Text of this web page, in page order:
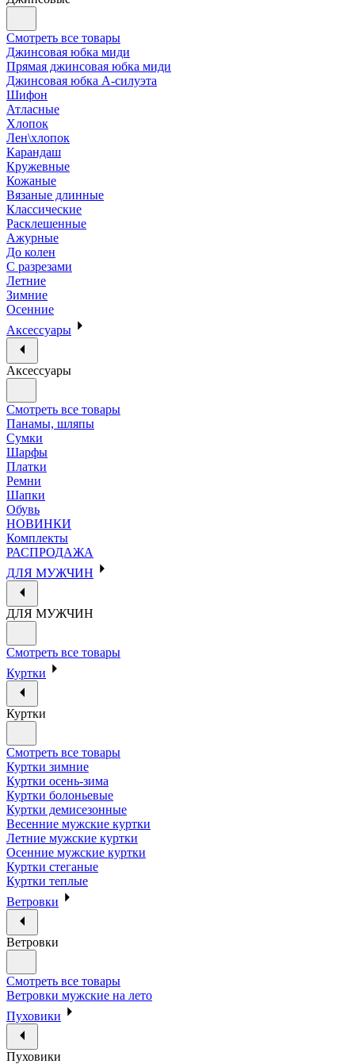
Смотреть все товары
Джинсовая юбка миди
Прямая джинсовая юбка миди
Джинсовая юбка А-силуэта
Шифон
Атласные
Хлопок
Лен\хлопок
Карандаш
Кружевные
Кожаные
Вязаные длинные
Классические
Расклешенные
Ажурные
До колен
С разрезами
Летние
Зимние
Осенние
Аксессуары
Аксессуары
Смотреть все товары
Панамы, шляпы
Сумки
Шарфы
Платки
Ремни
Шапки
Обувь
НОВИНКИ
Комплекты
РАСПРОДАЖА
ДЛЯ МУЖЧИН
ДЛЯ МУЖЧИН
Смотреть все товары
Куртки
Куртки
Смотреть все товары
Куртки зимние
Куртки осень-зима
Куртки болоньевые
Куртки демисезонные
Весенние мужские куртки
Летние мужские куртки
Осенние мужские куртки
Куртки стеганые
Куртки теплые
Ветровки
Ветровки
Смотреть все товары
Ветровки мужские на лето
Пуховики
Пуховики